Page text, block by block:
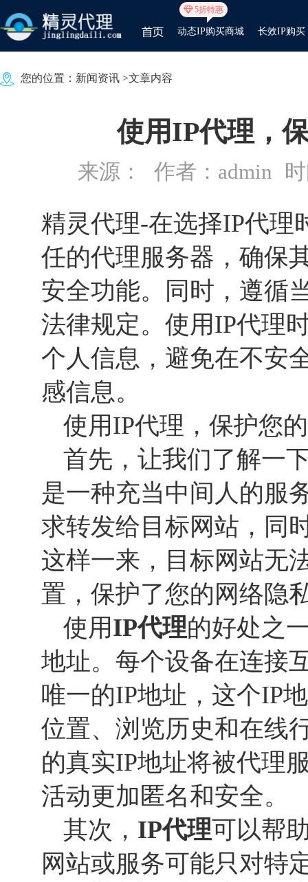
5折特惠
动态IP购买商城 长效IP购买
您的位置： 新闻资讯 >文章内容
使用IP代理，
来源： 作者：admin
精灵代理-在选择IP代理
任的代理服务器，确保
安全功能。同时，遵循
法律规定。使用IP代理
个人信息，避免在不安
感信息。
使用IP代理，保护您
首先，让我们了解一
是一种充当中间人的服
求转发给目标网站，同
这样一来，目标网站无
置，保护了您的网络隐
使用IP代理的好处之
地址。每个设备在连接
唯一的IP地址，这个IP
位置、浏览历史和在线
的真实IP地址将被代理
活动更加匿名和安全。
其次， IP代理可以帮
网站或服务可能只对特